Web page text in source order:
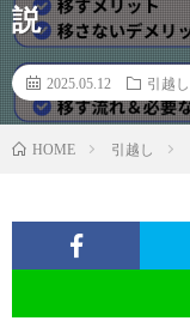
説
2025.05.12 引越し
HOME 引越し